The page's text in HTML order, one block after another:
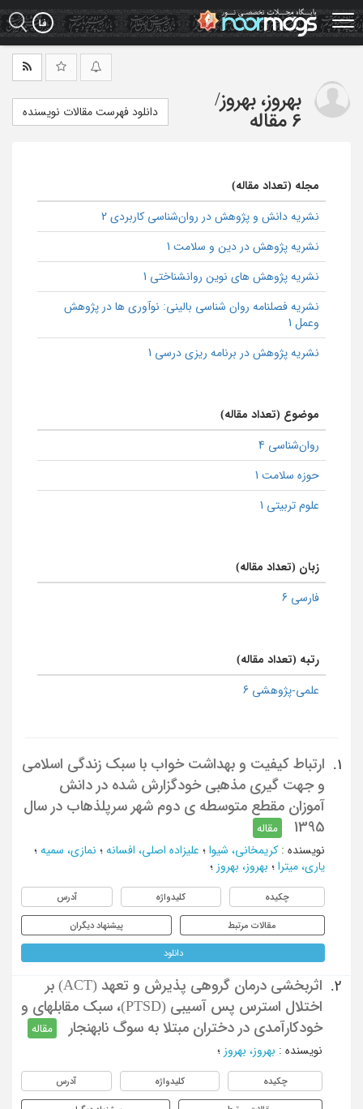
Skip
to
main
بهروز، بهروز/
6 مقاله
دانلود فهرست مقالات نویسنده
مجله (تعداد مقاله)
نشریه دانش و پژوهش در روان‌شناسی کاربردی 2
نشریه پژوهش در دین و سلامت 1
نشریه پژوهش های نوین روانشناختی 1
نشریه فصلنامه روان شناسی بالینی: نوآوری ها در پژوهش
وعمل 1
نشریه پژوهش در برنامه ریزی درسی 1
موضوع (تعداد مقاله)
روان‌شناسی 4
حوزه سلامت 1
علوم تربیتی 1
زبان (تعداد مقاله)
فارسی 6
رتبه (تعداد مقاله)
علمی-پژوهشی 6
1.
ارتباط کیفیت و بهداشت خواب با سبک زندگی اسلامی
و جهت گیری مذهبی خودگزارش شده در دانش
آموزان مقطع متوسطه ی دوم شهر سرپلذهاب در سال
1395
مقاله
نویسنده : کریمخانی، شیوا ؛ علیزاده اصلی، افسانه ؛ نمازی، سمیه ؛
یاری، میترا ؛ بهروز، بهروز ؛
چکیده کلیدواژه آدرس
مقالات مرتبط پیشنهاد دیگران
دانلود
2.
اثربخشی درمان گروهی پذیرش و تعهد (ACT) بر
اختلال استرس پس آسیبی (PTSD)، سبک مقابلهای و
خودکارآمدی در دختران مبتلا به سوگ نابهنجار
مقاله
نویسنده : بهروز، بهروز ؛
چکیده کلیدواژه آدرس